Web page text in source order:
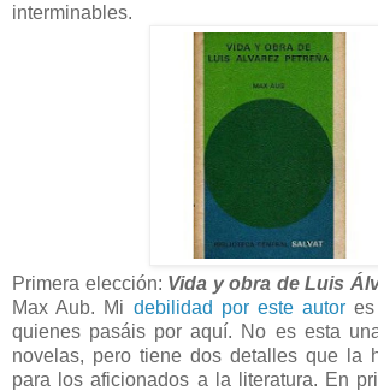
interminables.
Primera elección: Vida y obra de Luis
Max Aub. Mi debilidad por este autor
quienes pasáis por aquí. No es esta
novelas, pero tiene dos detalles que la
para los aficionados a la literatura. En